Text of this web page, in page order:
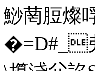
鯋菵脰
�=D#_